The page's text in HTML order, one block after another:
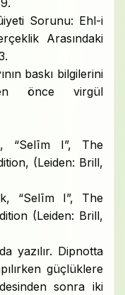
Sorunu: Ehl-i
Arasındaki
baskı bilgilerini
önce virgül
“Selīm I”, The
(Leiden: Brill,
“Selīm I”, The
(Leiden: Brill,
yazılır. Dipnotta
güçlüklere
sonra iki